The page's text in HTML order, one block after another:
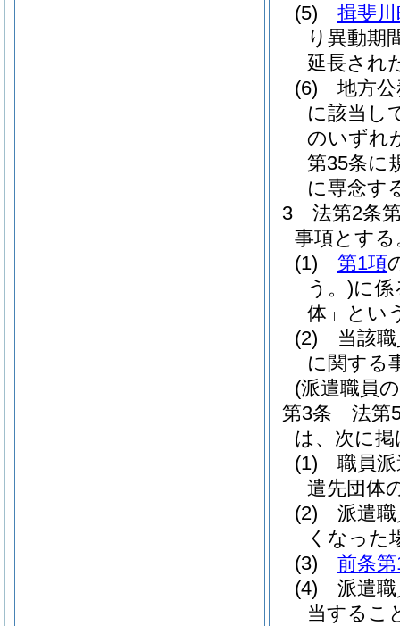
(5)
揖斐
り異動期
延長され
(6)
地方
に該当し
のいずれ
第35条に
に専念す
3
法第2条
事項とする
(1)
第1項
う。)に係
体」とい
(2)
当該
に関する
(派遣職員
第3条
法第
は、次に
(1)
職員
遣先団体
(2)
派遣
くなった
(3)
前条
(4)
派遣
当するこ